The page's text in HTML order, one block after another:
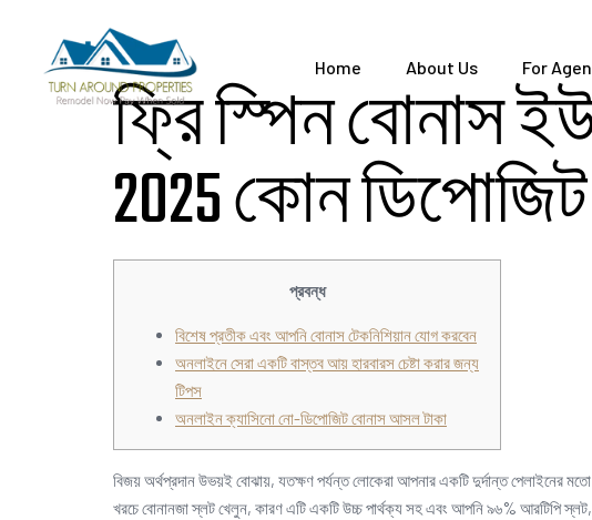
Home About Us For
ফ্রি স্পিন বোনাস
2025 কোন
প্রবন্ধ
বিশেষ প্রতীক এবং আপনি বোনাস টেকনিশিয়ান যোগ করবেন
অনলাইনে সেরা একটি বাস্তব আয় হারবারস চেষ্টা করার জন্য
টিপস
অনলাইন ক্যাসিনো নো-ডিপোজিট বোনাস আসল টাকা
বিজয় অর্থপ্রদান উভয়ই বোঝায়, যতক্ষণ পর্যন্ত লোকেরা আপনার একটি দুর্দান্ত পেলাইনের
খরচে বোনানজা স্লট খেলুন, কারণ এটি একটি উচ্চ পার্থক্য সহ এবং আপনি ৯৬% আরটিপি